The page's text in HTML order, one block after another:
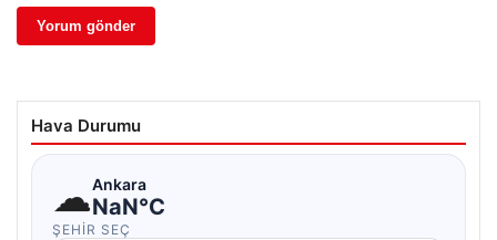
Hava Durumu
☁Ankara
NaN°C
ŞEHIR SEÇ